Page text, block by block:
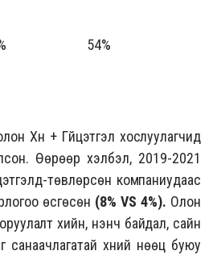
54%
Хүн + Гүйцэтгэл хослуулагчид
Өөрөөр хэлбэл, 2019-2021
төвлөрсөн компаниудаас
өсгөсөн (8% VS 4%). Олон
хийн, үнэнч байдал, сайн
хүний нөөц буюу